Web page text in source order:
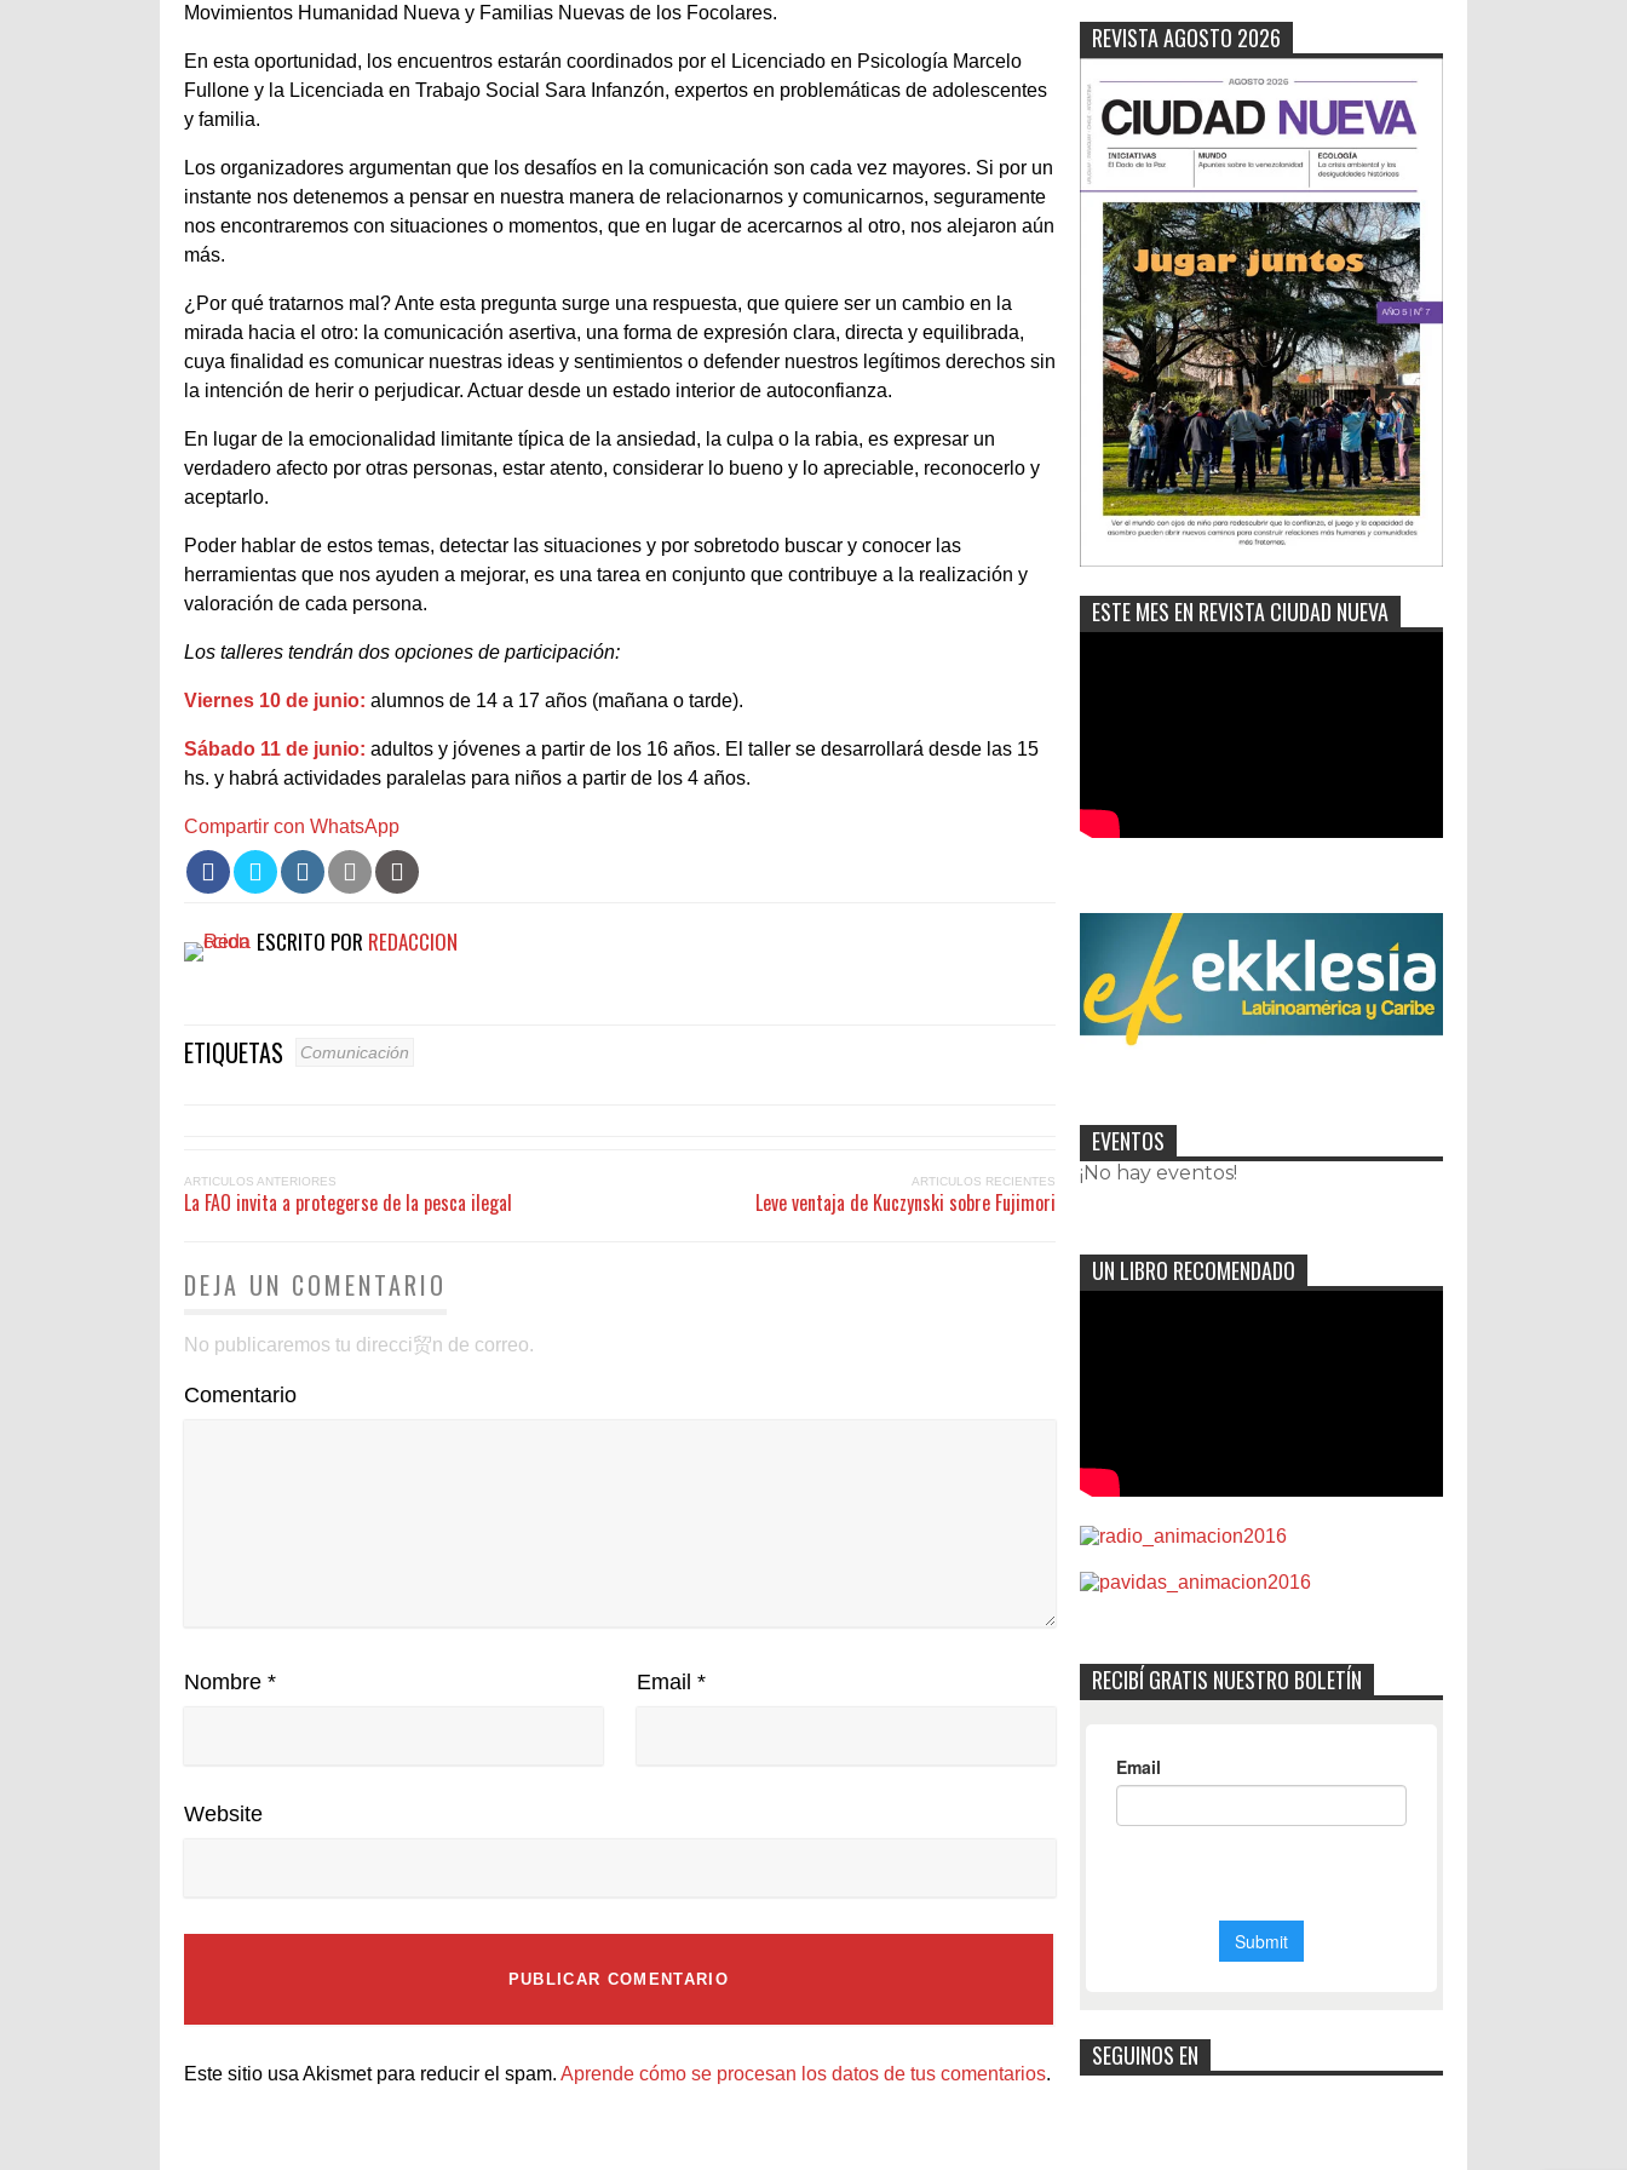
Movimientos Humanidad Nueva y Familias Nuevas de los Focolares.
En esta oportunidad, los encuentros estarán coordinados por el Licenciado en Psicología Marcelo
Fullone y la Licenciada en Trabajo Social Sara Infanzón, expertos en problemáticas de adolescentes
y familia.
Los organizadores argumentan que los desafíos en la comunicación son cada vez mayores. Si por un
instante nos detenemos a pensar en nuestra manera de relacionarnos y comunicarnos, seguramente
nos encontraremos con situaciones o momentos, que en lugar de acercarnos al otro, nos alejaron aún
más.
¿Por qué tratarnos mal? Ante esta pregunta surge una respuesta, que quiere ser un cambio en la
mirada hacia el otro: la comunicación asertiva, una forma de expresión clara, directa y equilibrada,
cuya finalidad es comunicar nuestras ideas y sentimientos o defender nuestros legítimos derechos sin
la intención de herir o perjudicar. Actuar desde un estado interior de autoconfianza.
En lugar de la emocionalidad limitante típica de la ansiedad, la culpa o la rabia, es expresar un
verdadero afecto por otras personas, estar atento, considerar lo bueno y lo apreciable, reconocerlo y
aceptarlo.
Poder hablar de estos temas, detectar las situaciones y por sobretodo buscar y conocer las
herramientas que nos ayuden a mejorar, es una tarea en conjunto que contribuye a la realización y
valoración de cada persona.
Los talleres tendrán dos opciones de participación:
Viernes 10 de junio: alumnos de 14 a 17 años (mañana o tarde).
Sábado 11 de junio: adultos y jóvenes a partir de los 16 años. El taller se desarrollará desde las 15
hs. y habrá actividades paralelas para niños a partir de los 4 años.
Compartir con WhatsApp
ESCRITO POR REDACCION
ETIQUETAS Comunicación
ARTICULOS ANTERIORES
La FAO invita a protegerse de la pesca ilegal
ARTICULOS RECIENTES
Leve ventaja de Kuczynski sobre Fujimori
DEJA UN COMENTARIO
No publicaremos tu direcci贸n de correo.
Comentario
Nombre * Email*
Website
Este sitio usa Akismet para reducir el spam. Aprende cómo se procesan los datos de tus comentarios.
REVISTA AGOSTO 2026
ESTE MES EN REVISTA CIUDAD NUEVA
EVENTOS
¡No hay eventos!
UN LIBRO RECOMENDADO
RECIBÍ GRATIS NUESTRO BOLETÍN
SEGUINOS EN